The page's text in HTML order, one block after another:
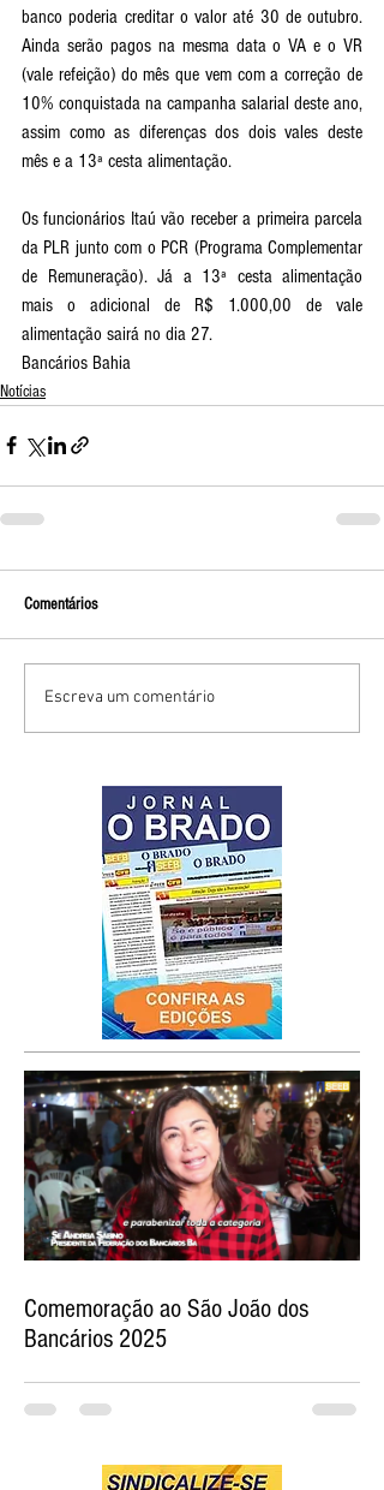
banco poderia creditar o valor até 30 de outubro.
Ainda serão pagos na mesma data o VA e o VR
(vale refeição) do mês que vem com a correção de
10% conquistada na campanha salarial deste ano,
assim como as diferenças dos dois vales deste
mês e a 13ª cesta alimentação.
Os funcionários Itaú vão receber a primeira parcela
da PLR junto com o PCR (Programa Complementar
de Remuneração). Já a 13ª cesta alimentação
mais o adicional de R$ 1.000,00 de vale
alimentação sairá no dia 27.
Bancários Bahia
Notícias
Comentários
Escreva um comentário
Comemoração ao São João dos
Bancários 2025